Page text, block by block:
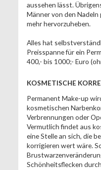
aussehen lässt.
Männer von den Nadeln
mehr hervorzuheben.
Alles hat
Preisspanne für ein
400,- bis 1000;- Euro
KOSMETISCHE
Permanent Make-up
kosmetischen
Verbrennungen oder
Vermutlich findet aus
eine Stelle an sich, die
korrigieren wert wäre.
Schönheitsflecken